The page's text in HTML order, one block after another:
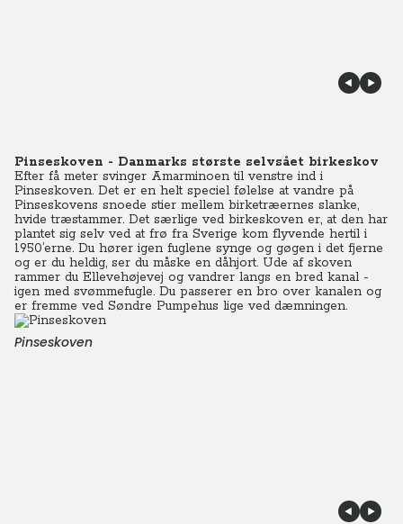
Pinseskoven - Danmarks største selvsået birkeskov
Efter få meter svinger Amarminoen til venstre ind i
Pinseskoven. Det er en helt speciel følelse at vandre på
Pinseskovens snoede stier mellem birketræernes slanke,
hvide træstammer. Det særlige ved birkeskoven er, at den har
plantet sig selv ved at frø fra Sverige kom flyvende hertil i
1950’erne. Du hører igen fuglene synge og gøgen i det fjerne
og er du heldig, ser du måske en dåhjort. Ude af skoven
rammer du Ellevehøjevej og vandrer langs en bred kanal -
igen med svømmefugle. Du passerer en bro over kanalen og
er fremme ved Søndre Pumpehus lige ved dæmningen.
Pinseskoven